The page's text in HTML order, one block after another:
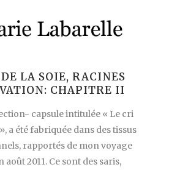
LA SOIE, RACINES
CHAPITRE II
capsule intitulée « Le cri
a été fabriquée dans des tissus
rapportés de mon voyage
août 2011. Ce sont des saris,